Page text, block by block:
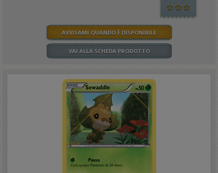
AVVISAMI QUANDO È DISPONIBILE
VAI ALLA SCHEDA PRODOTTO